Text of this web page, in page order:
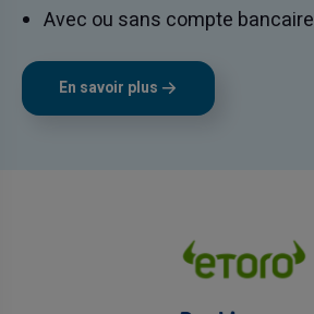
Avec ou sans compte bancaire
En savoir plus